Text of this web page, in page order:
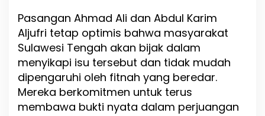
Pasangan Ahmad Ali dan Abdul Karim
Aljufri tetap optimis bahwa masyarakat
Sulawesi Tengah akan bijak dalam
menyikapi isu tersebut dan tidak mudah
dipengaruhi oleh fitnah yang beredar.
Mereka berkomitmen untuk terus
membawa bukti nyata dalam perjuangan